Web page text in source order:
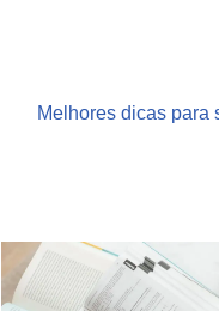
Melhores dicas para